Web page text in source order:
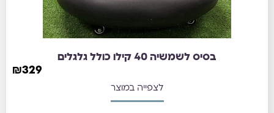
בסיס לשמשיה 40 קילו כולל גלגלים
₪329
לצפייה במוצר